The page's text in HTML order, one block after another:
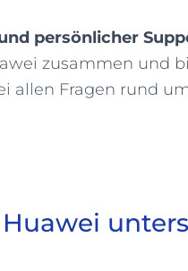
persönlicher
zusammen und
allen Fragen rund